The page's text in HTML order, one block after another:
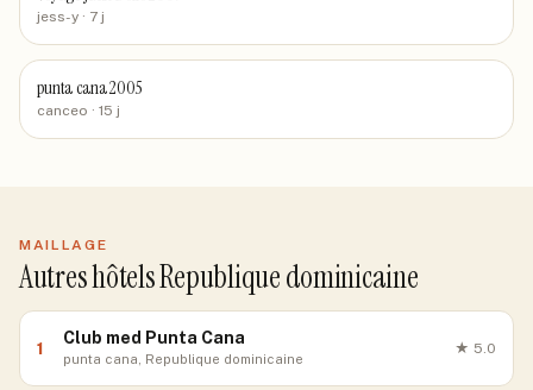
jess-y · 7 j
punta cana 2005
canceo · 15 j
MAILLAGE
Autres hôtels Republique dominicaine
1
Club med Punta Cana
punta cana, Republique dominicaine
★ 5.0